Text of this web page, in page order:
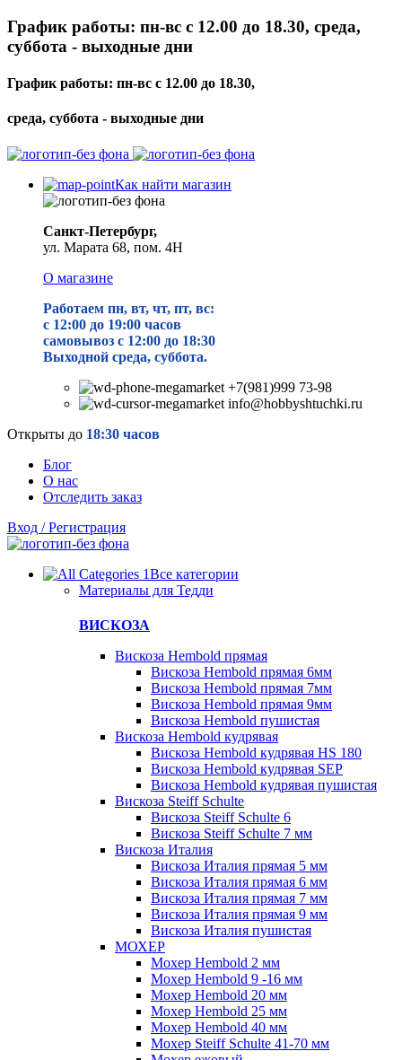
График работы: пн-вс с 12.00 до 18.30, среда,
суббота - выходные дни
График работы: пн-вс с 12.00 до 18.30,
среда, суббота - выходные дни
Как найти магазин
Санкт-Петербург,
ул. Марата 68, пом. 4Н
О магазине
Работаем пн, вт, чт, пт, вс:
с 12:00 до 19:00 часов
самовывоз с 12:00 до 18:30
Выходной среда, суббота.
+7(981)999 73-98
info@hobbyshtuchki.ru
Открыты до 18:30 часов
Блог
О нас
Отследить заказ
Вход / Регистрация
Все категории
Материалы для Тедди
ВИСКОЗА
Вискоза Hembold прямая
Вискоза Hembold прямая 6мм
Вискоза Hembold прямая 7мм
Вискоза Hembold прямая 9мм
Вискоза Hembold пушистая
Вискоза Hembold кудрявая
Вискоза Hembold кудрявая HS 180
Вискоза Hembold кудрявая SEP
Вискоза Hembold кудрявая пушистая
Вискоза Steiff Schulte
Вискоза Steiff Schulte 6
Вискоза Steiff Schulte 7 мм
Вискоза Италия
Вискоза Италия прямая 5 мм
Вискоза Италия прямая 6 мм
Вискоза Италия прямая 7 мм
Вискоза Италия прямая 9 мм
Вискоза Италия пушистая
МОХЕР
Мохер Hembold 2 мм
Мохер Hembold 9 -16 мм
Мохер Hembold 20 мм
Мохер Hembold 25 мм
Мохер Hembold 40 мм
Мохер Steiff Schulte 41-70 мм